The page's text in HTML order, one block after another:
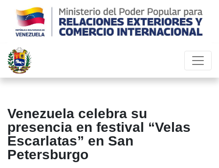
Venezuela celebra su
presencia en festival “Velas
Escarlatas” en San
Petersburgo